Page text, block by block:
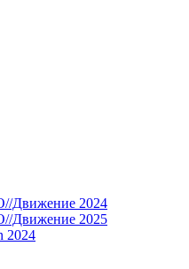
Движение 2024
Движение 2025
2024